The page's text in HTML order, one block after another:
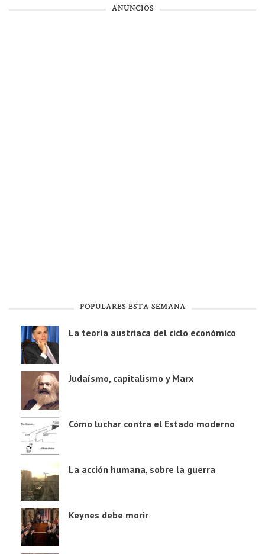
ANUNCIOS
POPULARES ESTA SEMANA
La teoría austriaca del ciclo económico
Judaísmo, capitalismo y Marx
Cómo luchar contra el Estado moderno
La acción humana, sobre la guerra
Keynes debe morir